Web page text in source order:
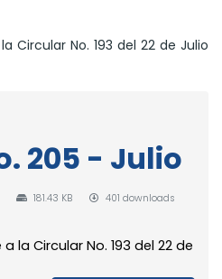
Circular No. 193 del 22 de Julio
205 - Julio
181.43 KB 401 downloads
la Circular No. 193 del 22 de